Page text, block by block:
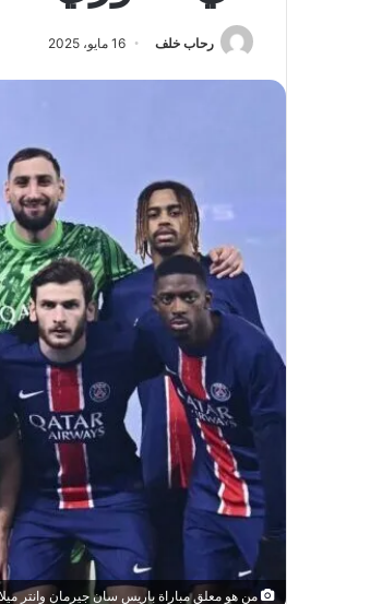
رحاب خلف 16 مايو، 2025
من هو معلق مباراة باريس سان جيرمان وانتر